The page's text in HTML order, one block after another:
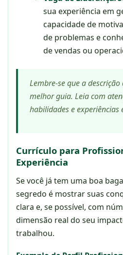
sua experiência em
capacidade de
de problemas e
de vendas ou
Lembre-se que a descrição
melhor guia. Leia com
habilidades e experiências
Currículo para
Experiência
Se você já tem uma boa
segredo é mostrar suas
clara e, se possível, com
dimensão real do seu
trabalhou.